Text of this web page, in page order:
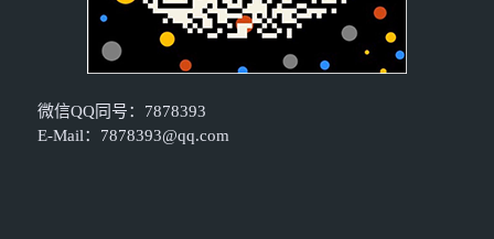
微信QQ同号：7878393
E-Mail： 7878393@qq.com